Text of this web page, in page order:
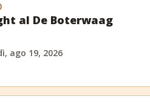
al De Boterwaag
ago 19, 2026